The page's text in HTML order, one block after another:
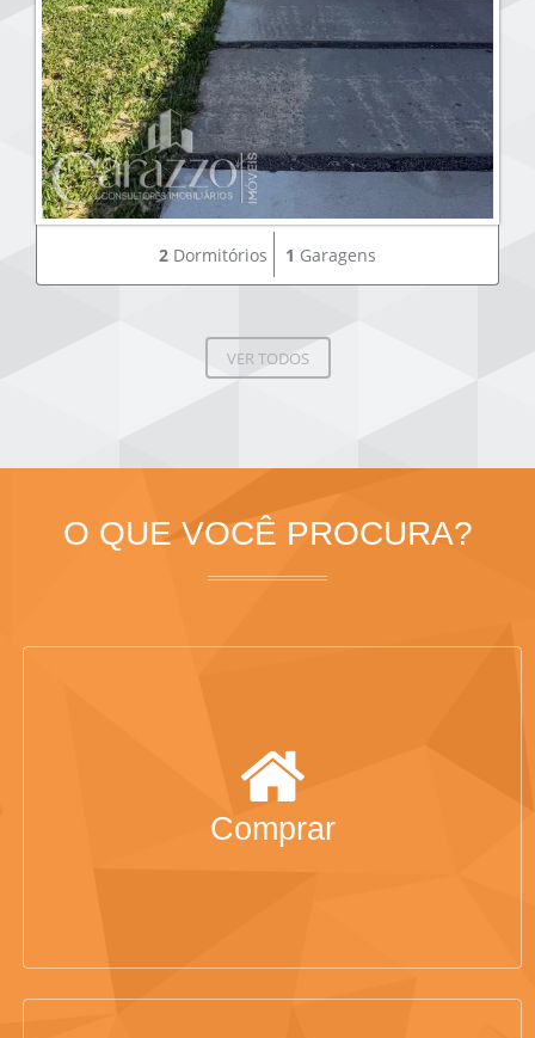
2 Dormitórios 1 Garagens
VER TODOS
O QUE VOCÊ PROCURA?
Comprar